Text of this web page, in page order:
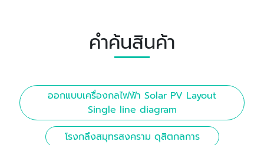
คำค้นสินค้า
ออกแบบเครื่องกลไฟฟ้า Solar PV Layout
Single line diagram
โรงกลึงสมุทรสงคราม ดุสิตกลการ